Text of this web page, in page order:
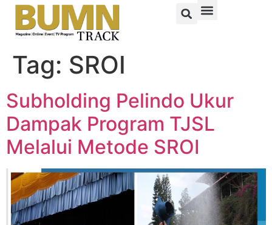
Tag: SROI
Subholding Pelindo Ukur
Dampak Program TJSL
Melalui Metode SROI